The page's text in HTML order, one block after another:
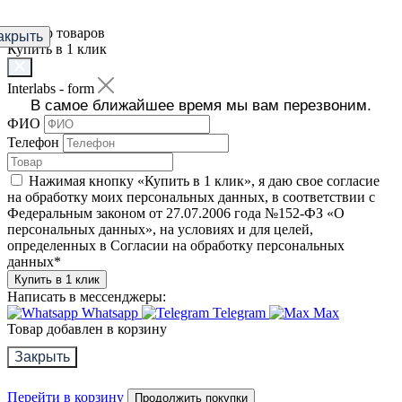
Фильтр товаров
Купить в 1 клик
Interlabs - form
В самое ближайшее время мы вам перезвоним.
ФИО
Телефон
Нажимая кнопку «Купить в 1 клик», я даю свое согласие
на обработку моих персональных данных, в соответствии с
Федеральным законом от 27.07.2006 года №152-ФЗ «О
персональных данных», на условиях и для целей,
определенных в Согласии на обработку персональных
данных*
Купить в 1 клик
Написать в мессенджеры:
Whatsapp
Telegram
Max
Товар добавлен в корзину
Закрыть
Перейти в корзину Продолжить покупки